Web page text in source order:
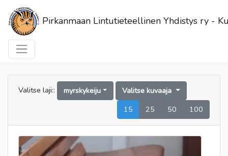
Pirkanmaan Lintutieteellinen Yhdistys ry -
Valitse laji:: myrskykeiju
Valitse kuvaaja
15
25 50 100